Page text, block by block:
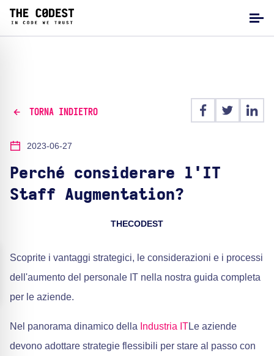
TORNA INDIETRO
2023-06-27
Perché considerare l'IT
Staff Augmentation?
THECODEST
Scoprite i vantaggi strategici, le considerazioni e i processi
dell'aumento del personale IT nella nostra guida completa
per le aziende.
Nel panorama dinamico della Industria ITLe aziende
devono adottare strategie flessibili per stare al passo con